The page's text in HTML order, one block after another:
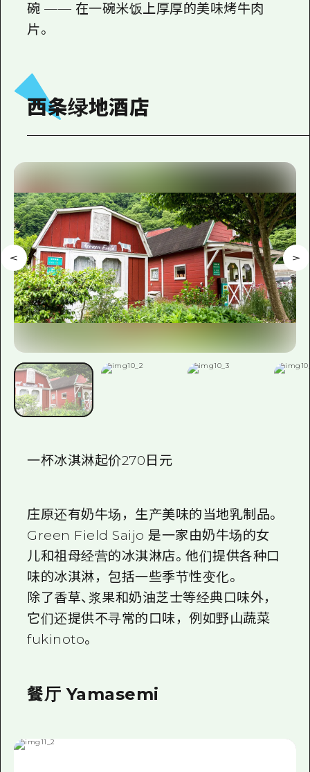
碗 —— 在一碗米饭上厚厚的美味烤牛肉
片。
西条绿地酒店
一杯冰淇淋起价270日元
庄原还有奶牛场，生产美味的当地乳制品。
Green Field Saijo 是一家由奶牛场的女
儿和祖母经营的冰淇淋店。他们提供各种口
味的冰淇淋，包括一些季节性变化。
除了香草、浆果和奶油芝士等经典口味外，
它们还提供不寻常的口味，例如野山蔬菜
fukinoto。
餐厅 Yamasemi